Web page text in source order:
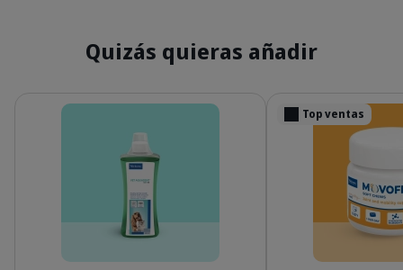
Quizás quieras añadir
ES_Vet-Aquadent_Unity-Visual-1_2026.jpg
Top ventas